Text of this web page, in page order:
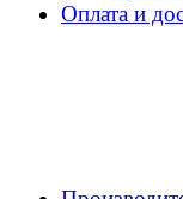
Оплата и